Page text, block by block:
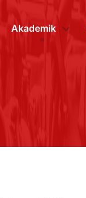
Akademik